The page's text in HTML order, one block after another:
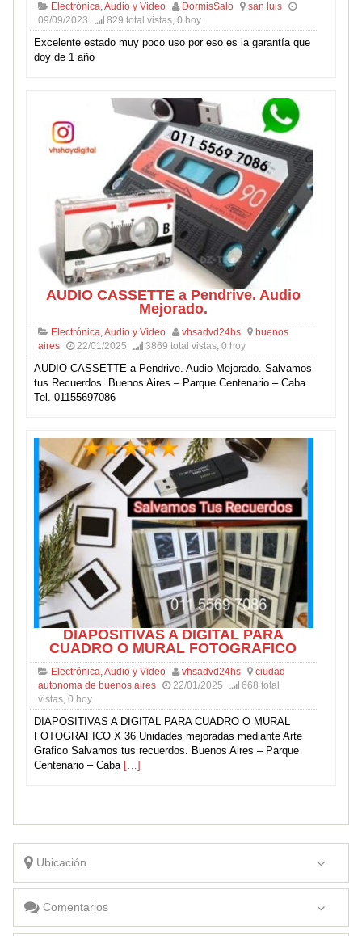
Electrónica, Audio y Video DormisSalo
san luis
09/09/2023
829 total vistas, 0 hoy
Excelente estado muy poco uso por eso es la garantía que
doy de 1 año
AUDIO CASSETTE a Pendrive. Audio
Mejorado.
Electrónica, Audio y Video vhsadvd24hs
buenos
aires
22/01/2025 3869 total vistas, 0 hoy
AUDIO CASSETTE a Pendrive. Audio Mejorado. Salvamos
tus Recuerdos. Buenos Aires – Parque Centenario – Caba
Tel. 01155697086
DIAPOSITIVAS A DIGITAL PARA
CUADRO O MURAL FOTOGRAFICO
Electrónica, Audio y Video vhsadvd24hs
ciudad
autonoma de buenos aires
22/01/2025
668 total
vistas, 0 hoy
DIAPOSITIVAS A DIGITAL PARA CUADRO O MURAL
FOTOGRAFICO X 36 Unidades mejoradas mediante Arte
Grafico Salvamos tus recuerdos. Buenos Aires – Parque
Centenario – Caba […]
Ubicación
Comentarios